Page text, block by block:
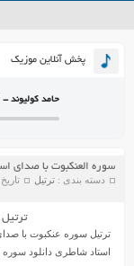
پخش آنلاین موزیک
حامد کولیوند -
دسته بندی :ترتیل تاریخ :
ترتیل سوره عنکبوت با
استاد شاطری دانلود